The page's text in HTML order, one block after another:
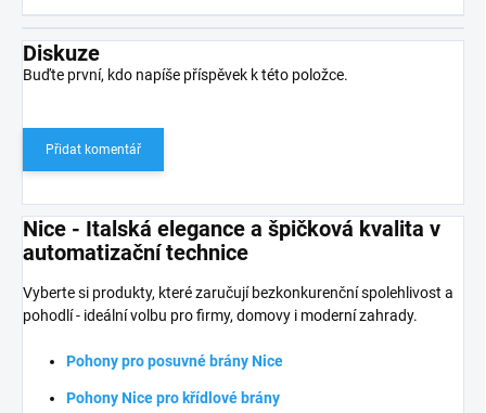
Diskuze
Buďte první, kdo napíše příspěvek k této položce.
Přidat komentář
Nice - Italská elegance a špičková kvalita v
automatizační technice
Vyberte si produkty, které zaručují bezkonkurenční spolehlivost a
pohodlí - ideální volbu pro firmy, domovy i moderní zahrady.
Pohony pro posuvné brány Nice
Pohony Nice pro křídlové brány